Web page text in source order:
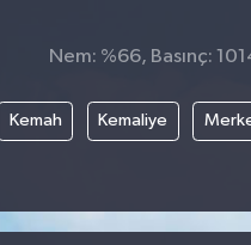
Nem: %66, Basınç:
Kemah Kemaliye